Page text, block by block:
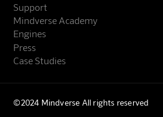
Support
Mindverse Academy
Engines
Press
Case Studies
©2024 Mindverse All rights reserved